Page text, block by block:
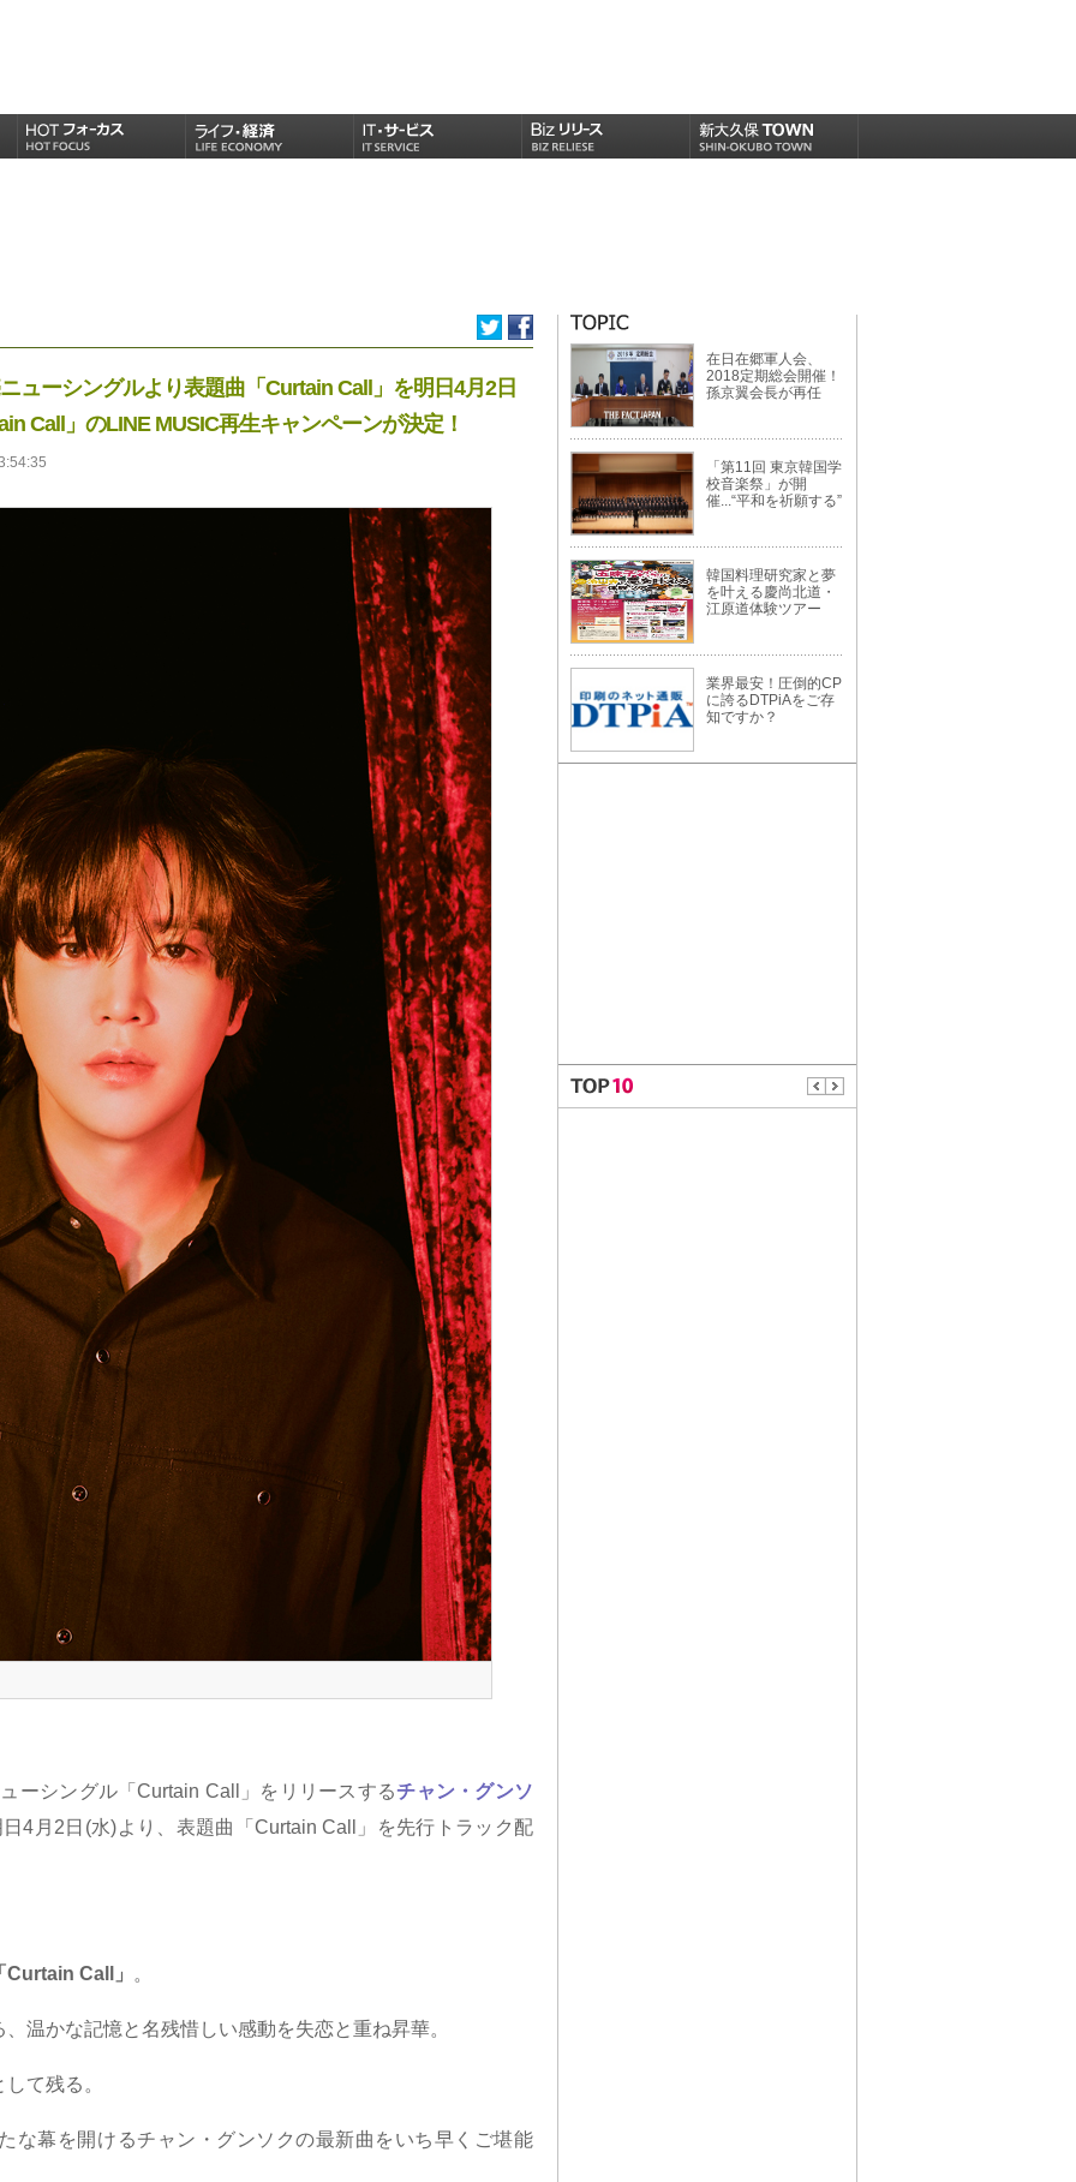
ューシングルより表題曲「Curtain Call」を明日4月2日
Call」のLINE MUSIC再生キャンペーンが決定！
ーシングル「Curtain Call」をリリースするチャン・グンソ
4月2日(水)より、表題曲「Curtain Call」を先行トラック配
Curtain Call」 。
温かな記憶と名残惜しい感動を失恋と重ね昇華。
て残る。
な幕を開けるチャン・グンソクの最新曲をいち早くご堪能
在日在郷軍人会、
2018定期総会開催！
孫京翼会長が再任
「第11回 東京韓国学
校音楽祭」が開
催...“平和を祈願する”
韓国料理研究家と夢
を叶える慶尚北道・
江原道体験ツアー
業界最安！圧倒的CP
に誇るDTPiAをご存
知ですか？